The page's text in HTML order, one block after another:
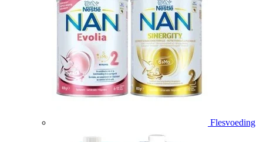
Flesvoeding